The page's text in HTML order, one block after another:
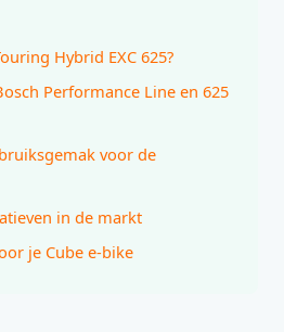
Hybrid EXC 625?
Performance Line en 625
voor de
in de markt
je Cube e-bike